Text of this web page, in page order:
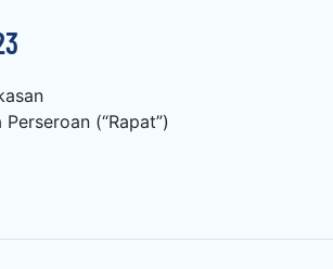
(“Rapat”)